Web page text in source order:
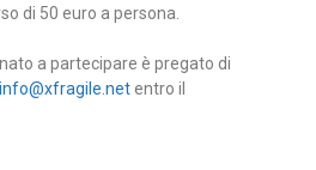
di 50 euro a persona.
a partecipare è pregato di
info@xfragile.netentro il